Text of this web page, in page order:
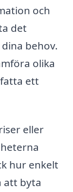
och
det
behov.
olika
ett
eller
hur enkelt
att byta